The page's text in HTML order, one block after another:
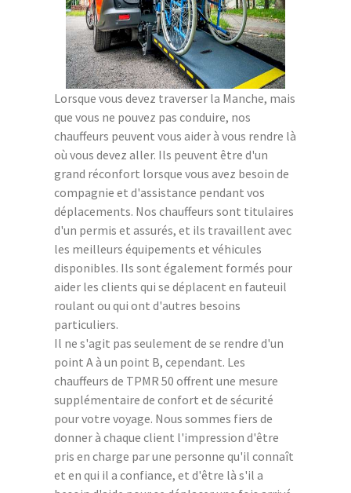
Lorsque vous devez traverser la Manche, mais
que vous ne pouvez pas conduire, nos
chauffeurs peuvent vous aider à vous rendre là
où vous devez aller. Ils peuvent être d'un
grand réconfort lorsque vous avez besoin de
compagnie et d'assistance pendant vos
déplacements. Nos chauffeurs sont titulaires
d'un permis et assurés, et ils travaillent avec
les meilleurs équipements et véhicules
disponibles. Ils sont également formés pour
aider les clients qui se déplacent en fauteuil
roulant ou qui ont d'autres besoins
particuliers.
Il ne s'agit pas seulement de se rendre d'un
point A à un point B, cependant. Les
chauffeurs de TPMR 50 offrent une mesure
supplémentaire de confort et de sécurité
pour votre voyage. Nous sommes fiers de
donner à chaque client l'impression d'être
pris en charge par une personne qu'il connaît
et en qui il a confiance, et d'être là s'il a